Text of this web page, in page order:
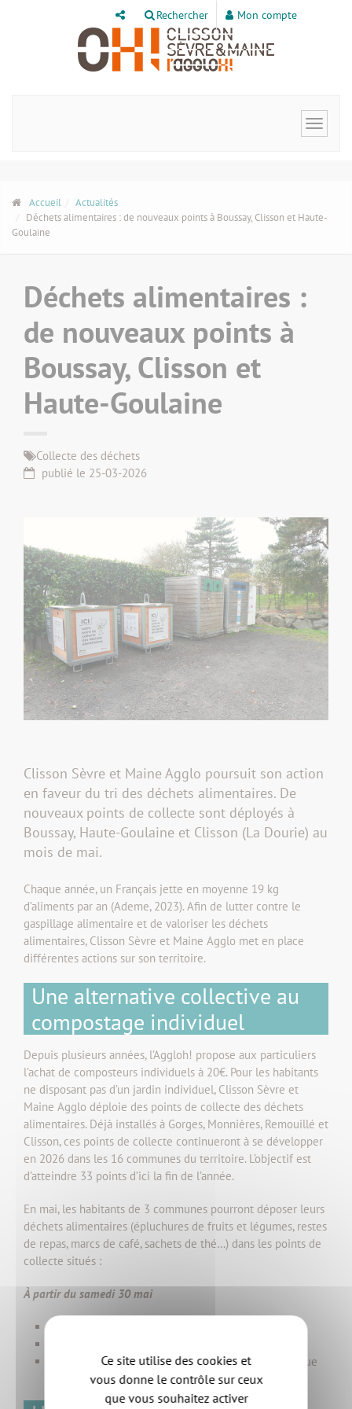
Rechercher Mon compte
Toggle
Accueil
Actualités
Déchets alimentaires : de nouveaux points à Boussay, Clisson et Haute-
Goulaine
Déchets alimentaires :
de nouveaux points à
Boussay, Clisson et
Haute-Goulaine
Collecte des déchets
publié le 25-03-2026
Clisson Sèvre et Maine Agglo poursuit son action
en faveur du tri des déchets alimentaires. De
nouveaux points de collecte sont déployés à
Boussay, Haute-Goulaine et Clisson (La Dourie) au
mois de mai.
Chaque année, un Français jette en moyenne 19 kg
d’aliments par an (Ademe, 2023). Afin de lutter contre le
gaspillage alimentaire et de valoriser les déchets
alimentaires, Clisson Sèvre et Maine Agglo met en place
différentes actions sur son territoire.
Une alternative collective au
compostage individuel
Depuis plusieurs années, l’Aggloh! propose aux particuliers
l’achat de composteurs individuels à 20€. Pour les habitants
ne disposant pas d’un jardin individuel, Clisson Sèvre et
Maine Agglo déploie des points de collecte des déchets
alimentaires. Déjà installés à Gorges, Monnières, Remouillé et
Clisson, ces points de collecte continueront à se développer
en 2026 dans les 16 communes du territoire. L’objectif est
d’atteindre 33 points d’ici la fin de l’année.
En mai, les habitants de 3 communes pourront déposer leurs
déchets alimentaires (épluchures de fruits et légumes, restes
de repas, marcs de café, sachets de thé…) dans les points de
collecte situés :
À partir du samedi 30 mai
Haute-Goulaine : 23 rue des Jardins de Golène ; 1 rue
Victor Hugo (près de la mairie).
Panneau de gestion des cookies
Ce site utilise des cookies et
vous donne le contrôle sur ceux
que vous souhaitez activer